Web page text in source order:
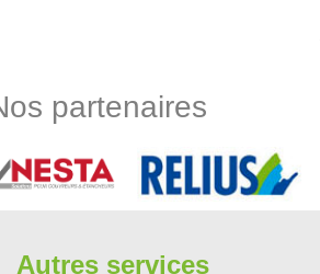
un devis.
de salle de bain à Ris
il existe des meubles spécifiques qui
partenaires
Autres services